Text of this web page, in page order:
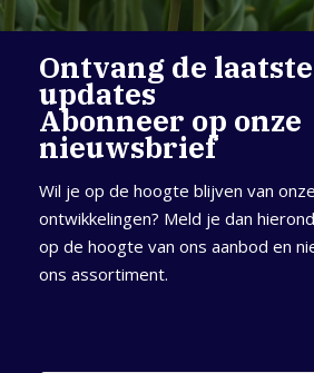
Ontvang de laatste
updates
Abonneer op onze
nieuwsbrief
Wil je op de hoogte blijven van onze
ontwikkelingen? Meld je dan
op de hoogte van ons aanbod en
ons assortiment.